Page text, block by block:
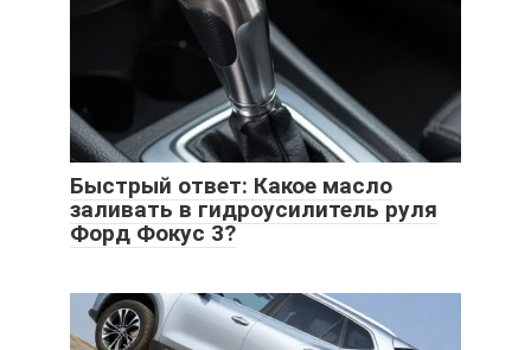
Быстрый ответ: Какое масло
заливать в гидроусилитель руля
Форд Фокус 3?